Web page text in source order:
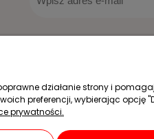
pytania
prywatności
sklepu
działanie strony i
preferencji, wybierając opcję
prywatności.